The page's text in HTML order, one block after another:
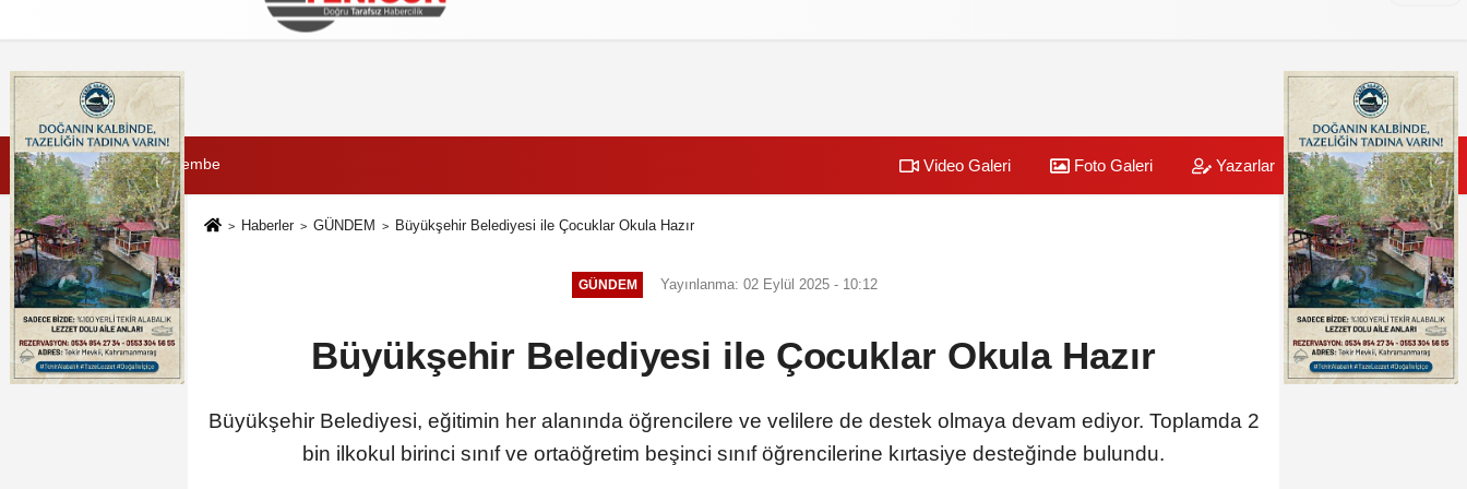
İletişim Çerez Politikası
6 Ağustos 2026, Perşembe Video Galeri Foto Galeri Yazarlar Üye Paneli
Haberler GÜNDEM Büyükşehir Belediyesi ile Çocuklar Okula Hazır
GÜNDEM Yayınlanma: 02 Eylül 2025 - 10:12
Büyükşehir Belediyesi ile Çocuklar Okula Hazır
Büyükşehir Belediyesi, eğitimin her alanında öğrencilere ve velilere de destek olmaya devam ediyor. Toplamda 2
bin ilkokul birinci sınıf ve ortaöğretim beşinci sınıf öğrencilerine kırtasiye desteğinde bulundu.